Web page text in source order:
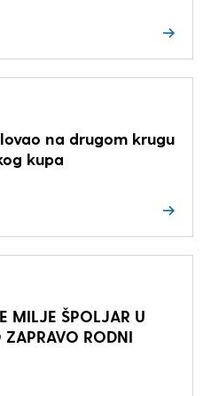
na drugom krugu
kupa
MILJE ŠPOLJAR U
ZAPRAVO RODNI